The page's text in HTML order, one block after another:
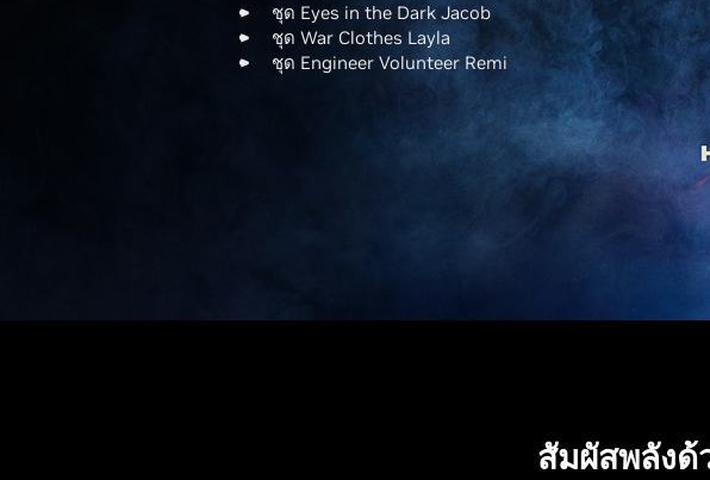
ชุด Eyes in the Dark Jacob
ชุด War Clothes Layla
ชุด Engineer Volunteer Remi
สัมผัสพลังด้